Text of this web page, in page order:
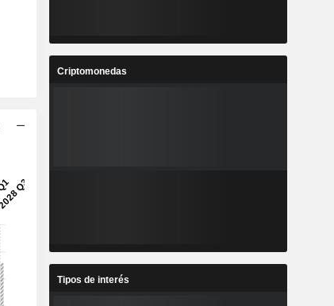
40,49
Criptomonedas
Tipos de interés